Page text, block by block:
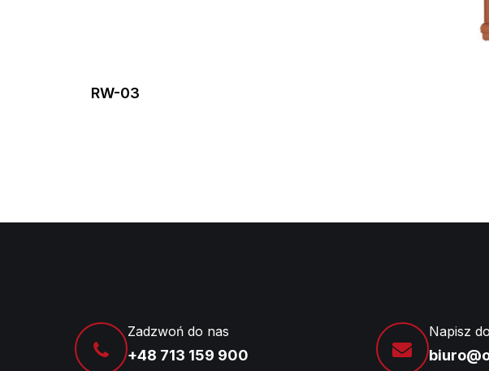
RW-03
Zadzwoń do nas
+48 713 159 900
Napisz